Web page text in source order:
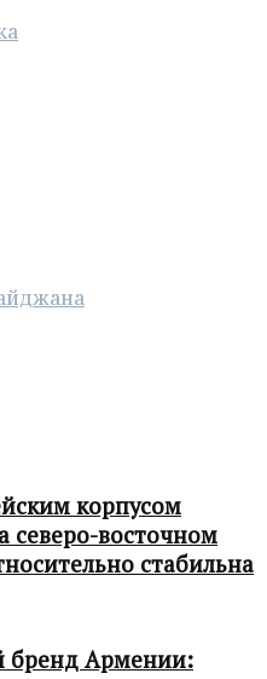
корпусом
северо-восточном
стабильна
бренд Армении: